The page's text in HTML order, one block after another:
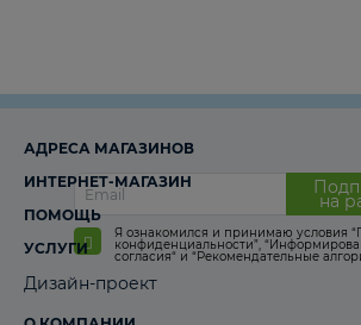
на
Я ознакомился и принимаю условия
конфиденциальности”,
согласия“ и “Рекомендательные
АДРЕСА МАГАЗИНОВ
ИНТЕРНЕТ-МАГАЗИН
ПОМОЩЬ
УСЛУГИ
Дизайн-проект